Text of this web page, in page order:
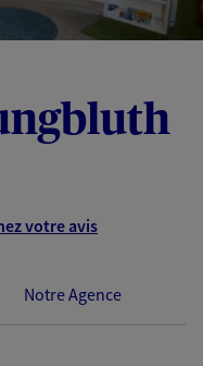
votre avis
Notre Agence